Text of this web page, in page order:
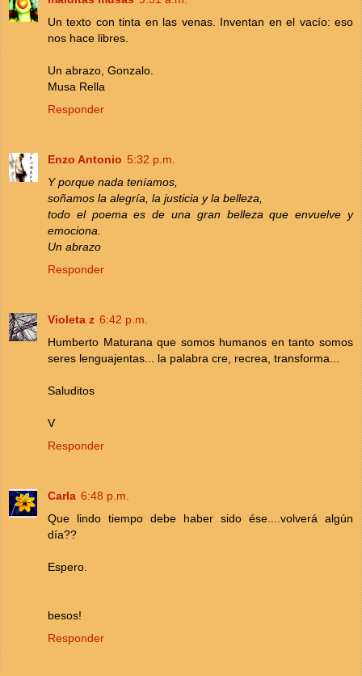
Un texto con tinta en las venas. Inventan en el vacío: eso
nos hace libres.
Un abrazo, Gonzalo.
Musa Rella
Responder
Enzo Antonio 5:32 p.m.
Y porque nada teníamos,
soñamos la alegría, la justicia y la belleza,
todo el poema es de una gran belleza que envuelve y
emociona.
Un abrazo
Responder
Violeta z 6:42 p.m.
Humberto Maturana que somos humanos en tanto somos
seres lenguajentas... la palabra cre, recrea, transforma...
Saluditos
V
Responder
Carla 6:48 p.m.
Que lindo tiempo debe haber sido ése....volverá algún
día??
Espero.
besos!
Responder